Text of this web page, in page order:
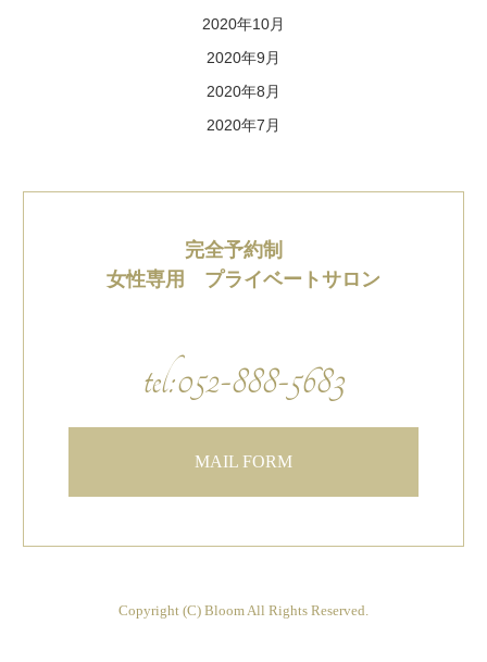
2020年10月
2020年9月
2020年8月
2020年7月
完全予約制
女性専用 プライベートサロン
tel:052-888-5683
MAIL FORM
Copyright (C) Bloom All Rights Reserved.